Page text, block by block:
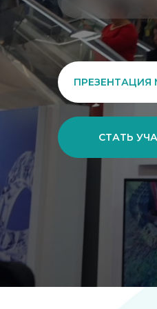
СТАТЬ
ПРЕЗЕНТАЦИЯ